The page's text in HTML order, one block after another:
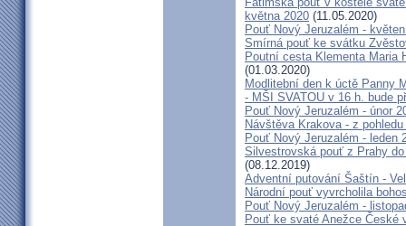
května 2020 (11.05.2020)
Pouť Nový Jeruzalém -
Smírná pouť ke svátku
Poutní cesta Klementa Maria
(01.03.2020)
Modlitební den k úctě Panny
- MŠI SVATOU v 16 h. bude
Pouť Nový Jeruzalém - únor
Návštěva Krakova - z
Pouť Nový Jeruzalém - leden
Silvestrovská pouť z Prahy
(08.12.2019)
Adventní putování Šaštín -
Národní pouť vyvrcholila
Pouť Nový Jeruzalém -
Pouť ke svaté Anežce České